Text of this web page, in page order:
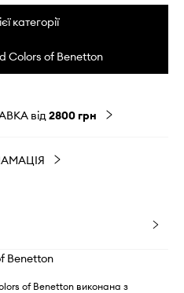
категорії
Colors of Benetton
від2800 грн
Benetton
of Benetton виконана з